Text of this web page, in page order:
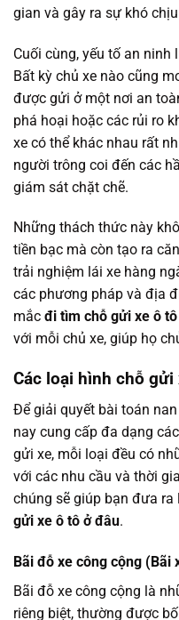
gian và gây ra sự khó
Cuối cùng, yếu tố an
Bất kỳ chủ xe nào cũng
được gửi ở một nơi an
phá hoại hoặc các rủi ro
xe có thể khác nhau rất
người trông coi đến các
giám sát chặt chẽ.
Những thách thức này
tiền bạc mà còn tạo ra
trải nghiệm lái xe hàng
các phương pháp và địa
mắc đi tìm chỗ gửi xe ô
với mỗi chủ xe, giúp họ
Các loại hình chỗ
Để giải quyết bài toán
nay cung cấp đa dạng
gửi xe, mỗi loại đều có
với các nhu cầu và thời
chúng sẽ giúp bạn đưa
gửi xe ô tô ở đâu.
Bãi đỗ xe công cộng (Bãi
Bãi đỗ xe công cộng là
riêng biệt, thường được